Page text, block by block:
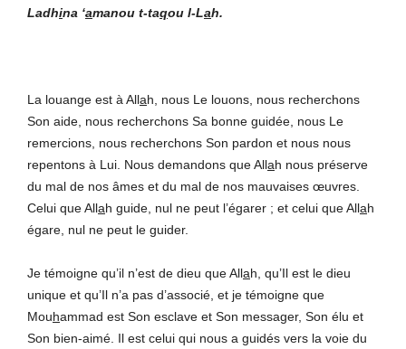
Ladhina ‘amanou t-taqou l-Lah.
La louange est à Allah, nous Le louons, nous recherchons
Son aide, nous recherchons Sa bonne guidée, nous Le
remercions, nous recherchons Son pardon et nous nous
repentons à Lui. Nous demandons que Allah nous préserve
du mal de nos âmes et du mal de nos mauvaises œuvres.
Celui que Allah guide, nul ne peut l’égarer ; et celui que Allah
égare, nul ne peut le guider.
Je témoigne qu’il n’est de dieu que Allah, qu’Il est le dieu
unique et qu’Il n’a pas d’associé, et je témoigne que
Mouhammad est Son esclave et Son messager, Son élu et
Son bien-aimé. Il est celui qui nous a guidés vers la voie du